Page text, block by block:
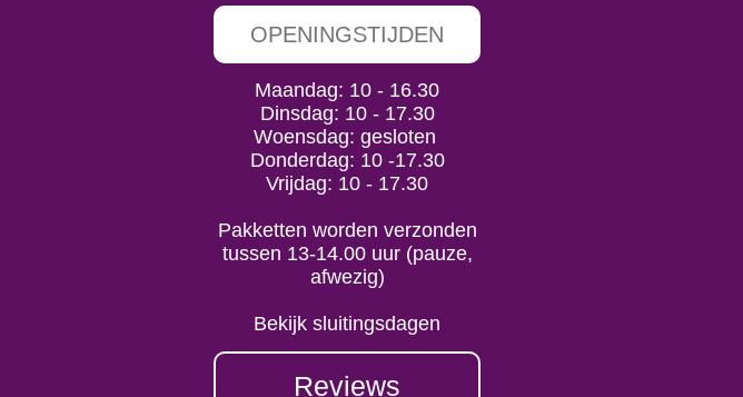
OPENINGSTIJDEN
Maandag: 10 - 16.30
Dinsdag: 10 - 17.30
Woensdag: gesloten
Donderdag: 10 -17.30
Vrijdag: 10 - 17.30
Pakketten worden verzonden
tussen 13-14.00 uur (pauze,
afwezig)
Bekijk sluitingsdagen
Reviews